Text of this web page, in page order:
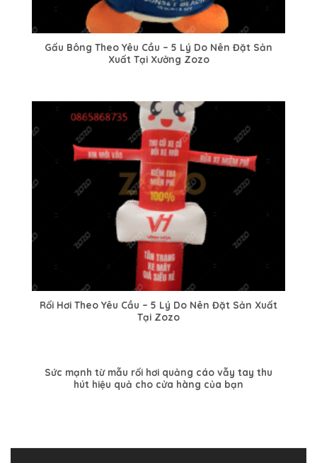
Gấu Bông Theo Yêu Cầu – 5 Lý Do Nên Đặt Sản
Xuất Tại Xưởng Zozo
Rối Hơi Theo Yêu Cầu – 5 Lý Do Nên Đặt Sản Xuất
Tại Zozo
Sức mạnh từ mẫu rối hơi quảng cáo vẫy tay thu
hút hiệu quả cho cửa hàng của bạn